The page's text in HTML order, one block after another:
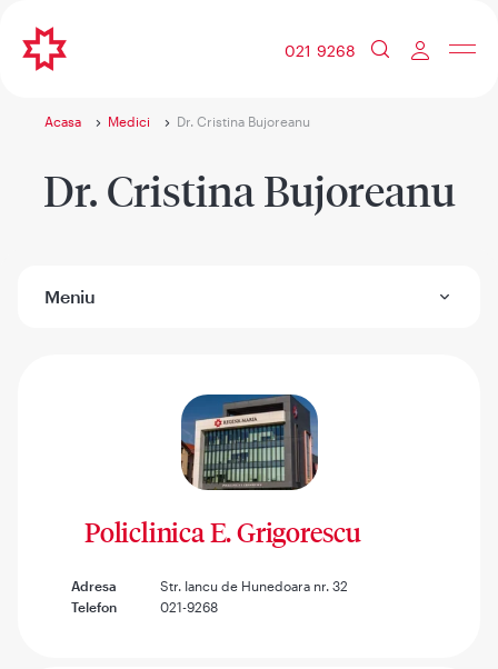
021 9268
Acasa Medici Dr. Cristina Bujoreanu
Dr. Cristina Bujoreanu
Meniu
Policlinica E. Grigorescu
Adresa
Str. Iancu de Hunedoara nr. 32
Telefon
021-9268